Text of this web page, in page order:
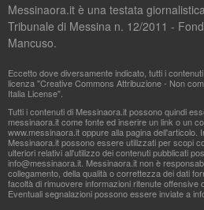
Messinaora.it è una testata
Tribunale di Messina n. 12/2011 -
Mancuso.
Eccetto dove diversamente indicato, tutti i
licenza "Creative Commons Attribuzione - Non
Italia License".
Tutti i contenuti di Messinaora.it possono quindi
messinaora.it come fonte ed inserire un link o un
www.messinaora.it oppure alla pagina dell'articolo.
Messinaora.it possono essere utilizzati per scopi
ulteriori relativi all'utilizzo dei contenuti pubblicati
info@messinaora.it . Messinaora.it non è
collegamento, della qualità o correttezza dei dati
facoltà di rimuovere informazioni ritenute offensive
Eventuali segnalazioni possono essere inviate a